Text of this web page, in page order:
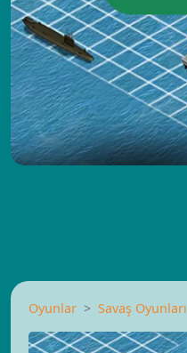
Oyunlar Savaş Oyunları